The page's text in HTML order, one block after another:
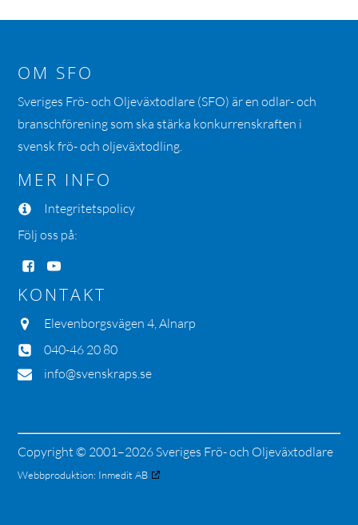
OM SFO
Sveriges Frö- och Oljeväxtodlare (SFO) är en odlar- och
branschförening som ska stärka konkurrenskraften i
svensk frö- och oljeväxtodling.
MER INFO
Integritetspolicy
Följ oss på:
KONTAKT
Elevenborgsvägen 4, Alnarp
040-46 20 80
info@svenskraps.se
Copyright © 2001–2026 Sveriges Frö- och Oljeväxtodlare
Webbproduktion: Inmedit AB